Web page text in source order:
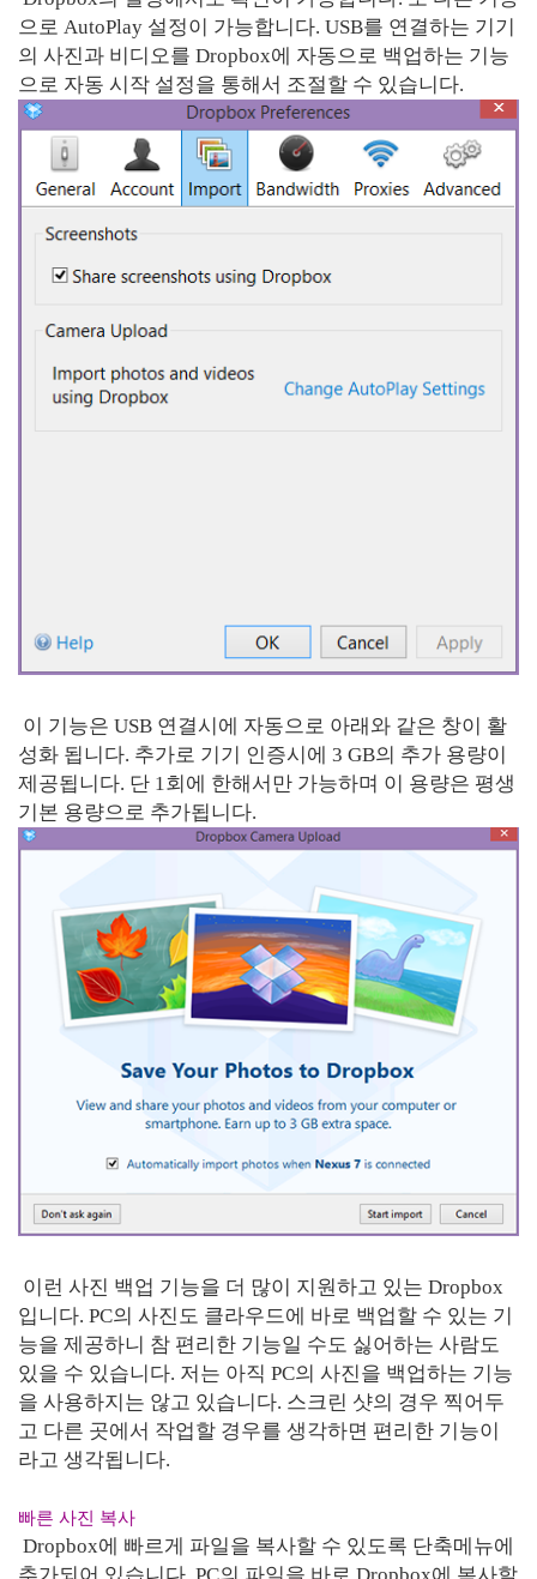
으로 AutoPlay 설정이 가능합니다. USB를 연결하는 기기
의 사진과 비디오를 Dropbox에 자동으로 백업하는 기능
으로 자동 시작 설정을 통해서 조절할 수 있습니다.
이 기능은 USB 연결시에 자동으로 아래와 같은 창이 활
성화 됩니다. 추가로 기기 인증시에 3 GB의 추가 용량이
제공됩니다. 단 1회에 한해서만 가능하며 이 용량은 평생
기본 용량으로 추가됩니다.
이런 사진 백업 기능을 더 많이 지원하고 있는 Dropbox
입니다. PC의 사진도 클라우드에 바로 백업할 수 있는 기
능을 제공하니 참 편리한 기능일 수도 싫어하는 사람도
있을 수 있습니다. 저는 아직 PC의 사진을 백업하는 기능
을 사용하지는 않고 있습니다. 스크린 샷의 경우 찍어두
고 다른 곳에서 작업할 경우를 생각하면 편리한 기능이
라고 생각됩니다.
빠른 사진 복사
Dropbox에 빠르게 파일을 복사할 수 있도록 단축메뉴에